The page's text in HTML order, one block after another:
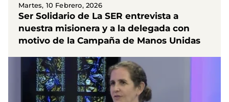
Martes, 10 Febrero, 2026
Ser Solidario de La SER entrevista a
nuestra misionera y a la delegada con
motivo de la Campaña de Manos Unidas